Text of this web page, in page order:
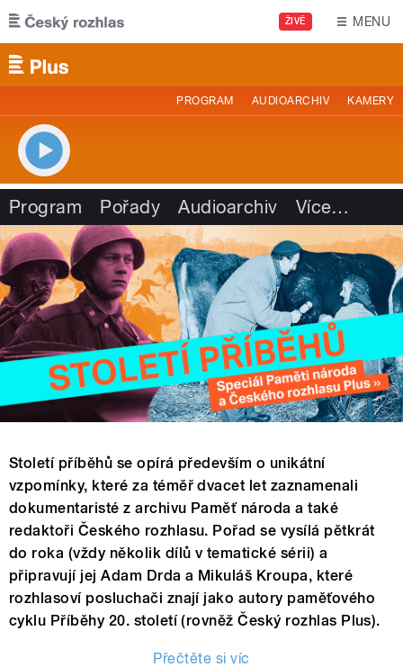
Přejít k hlavnímu obsahu
ŽIVĚ MENU
PROGRAM AUDIOARCHIV KAMERY
Program Pořady Audioarchiv Více…
Století příběhů se opírá především o unikátní
vzpomínky, které za téměř dvacet let zaznamenali
dokumentaristé z archivu Paměť národa a také
redaktoři Českého rozhlasu. Pořad se vysílá pětkrát
do roka (vždy několik dílů v tematické sérii) a
připravují jej Adam Drda a Mikuláš Kroupa, které
rozhlasoví posluchači znají jako autory paměťového
cyklu Příběhy 20. století (rovněž Český rozhlas Plus).
Přečtěte si víc